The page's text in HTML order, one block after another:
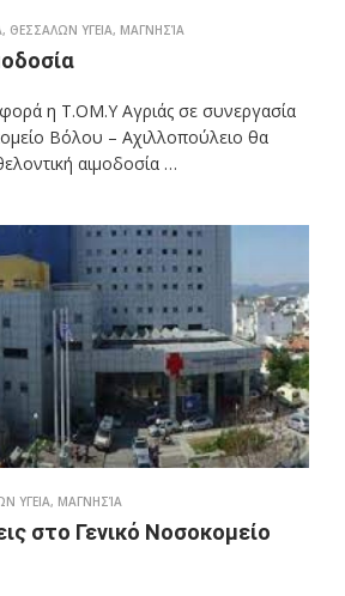
, ΘΕΣΣΑΛΩΝ ΥΓΕΙΑ, ΜΑΓΝΗΣΊΑ
η Τ.ΟΜ.Υ Αγριάς σε συνεργασία
Βόλου – Αχιλλοπούλειο θα
αιμοδοσία …
ΥΓΕΙΑ, ΜΑΓΝΗΣΊΑ
στο Γενικό Νοσοκομείο